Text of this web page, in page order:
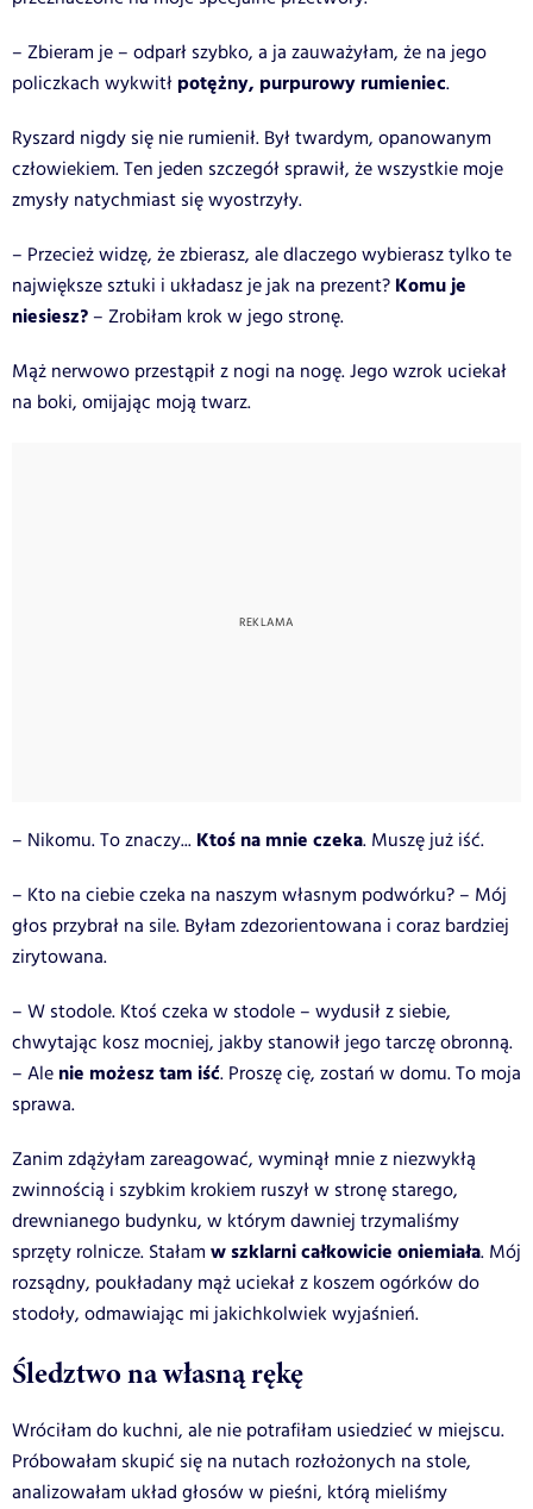
– Zbieram je – odparł szybko, a ja zauważyłam, że na jego
policzkach wykwitł potężny, purpurowy rumieniec.
Ryszard nigdy się nie rumienił. Był twardym, opanowanym
człowiekiem. Ten jeden szczegół sprawił, że wszystkie moje
zmysły natychmiast się wyostrzyły.
– Przecież widzę, że zbierasz, ale dlaczego wybierasz tylko te
największe sztuki i układasz je jak na prezent? Komu je
niesiesz? – Zrobiłam krok w jego stronę.
Mąż nerwowo przestąpił z nogi na nogę. Jego wzrok uciekał
na boki, omijając moją twarz.
– Nikomu. To znaczy... Ktoś na mnie czeka. Muszę już iść.
– Kto na ciebie czeka na naszym własnym podwórku? – Mój
głos przybrał na sile. Byłam zdezorientowana i coraz bardziej
zirytowana.
– W stodole. Ktoś czeka w stodole – wydusił z siebie,
chwytając kosz mocniej, jakby stanowił jego tarczę obronną.
– Ale nie możesz tam iść. Proszę cię, zostań w domu. To moja
sprawa.
Zanim zdążyłam zareagować, wyminął mnie z niezwykłą
zwinnością i szybkim krokiem ruszył w stronę starego,
drewnianego budynku, w którym dawniej trzymaliśmy
sprzęty rolnicze. Stałam w szklarni całkowicie oniemiała. Mój
rozsądny, poukładany mąż uciekał z koszem ogórków do
stodoły, odmawiając mi jakichkolwiek wyjaśnień.
Śledztwo na własną rękę
Wróciłam do kuchni, ale nie potrafiłam usiedzieć w miejscu.
Próbowałam skupić się na nutach rozłożonych na stole,
analizowałam układ głosów w pieśni, którą mieliśmy